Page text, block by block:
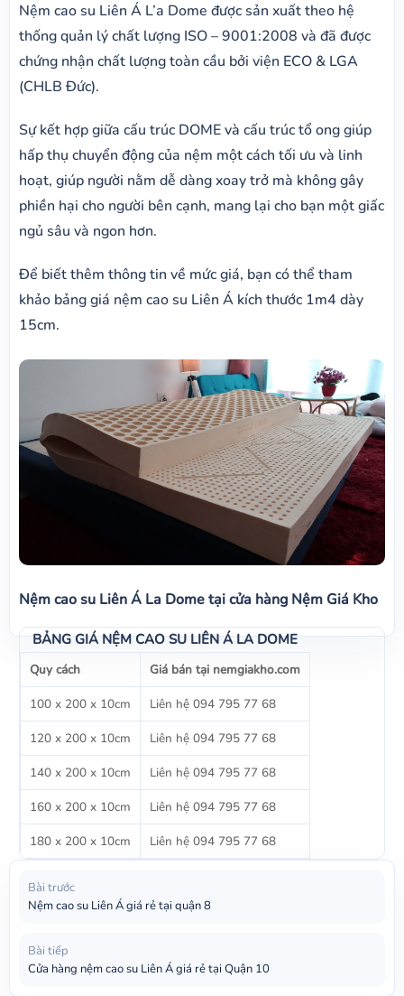
Nệm cao su Liên Á L’a Dome được sản xuất theo hệ
thống quản lý chất lượng ISO – 9001:2008 và đã được
chứng nhận chất lượng toàn cầu bởi viện ECO & LGA
(CHLB Đức).
Sự kết hợp giữa cấu trúc DOME và cấu trúc tổ ong giúp
hấp thụ chuyển động của nệm một cách tối ưu và linh
hoạt, giúp người nằm dễ dàng xoay trở mà không gây
phiền hại cho người bên cạnh, mang lại cho bạn một giấc
ngủ sâu và ngon hơn.
Để biết thêm thông tin về mức giá, bạn có thể tham
khảo bảng giá nệm cao su Liên Á kích thước 1m4 dày
15cm.
Nệm cao su Liên Á La Dome tại cửa hàng Nệm Giá Kho
BẢNG GIÁ NỆM CAO SU LIÊN Á LA DOME
Quy cách
Giá bán tại nemgiakho.com
100 x 200 x 10cm
Liên hệ 094 795 77 68
120 x 200 x 10cm
Liên hệ 094 795 77 68
140 x 200 x 10cm
Liên hệ 094 795 77 68
160 x 200 x 10cm
Liên hệ 094 795 77 68
180 x 200 x 10cm
Liên hệ 094 795 77 68
Bài trước
Nệm cao su Liên Á giá rẻ tại quận 8
Bài tiếp
Cửa hàng nệm cao su Liên Á giá rẻ tại Quận 10